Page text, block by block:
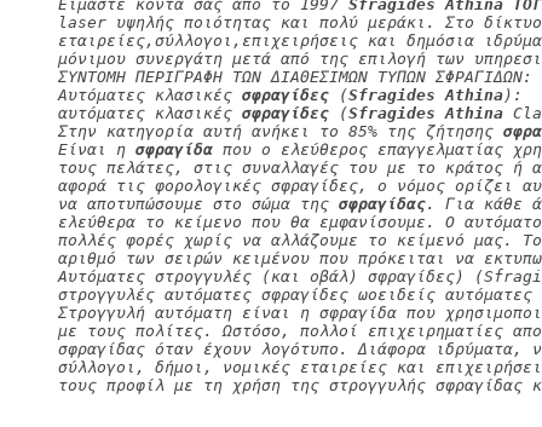
Είμαστε κοντά σας από το 1997 Sfragides Athina
laser υψηλής ποιότητας και πολύ μεράκι. Στο
εταιρείες,σύλλογοι,επιχειρήσεις και δημόσια
μόνιμου συνεργάτη μετά από της επιλογή των
ΣΥΝΤΟΜΗ ΠΕΡΙΓΡΑΦΗ ΤΩΝ ΔΙΑΘΕΣΙΜΩΝ ΤΥΠΩΝ ΣΦΡΑΓΙΔΩΝ:
Αυτόματες κλασικές σφραγίδες (Sfragides Athina):
αυτόματες κλασικές σφραγίδες (Sfragides Athina
Στην κατηγορία αυτή ανήκει το 85% της ζήτησης
Είναι η σφραγίδα που ο ελεύθερος επαγγελματίας
τους πελάτες, στις συναλλαγές του με το κράτος ή
αφορά τις φορολογικές σφραγίδες, ο νόμος ορίζει
να αποτυπώσουμε στο σώμα της σφραγίδας. Για κάθε
ελεύθερα το κείμενο που θα εμφανίσουμε. Ο
πολλές φορές χωρίς να αλλάζουμε το κείμενό μας.
αριθμό των σειρών κειμένου που πρόκειται να
Αυτόματες στρογγυλές (και οβάλ) σφραγίδες)
στρογγυλές αυτόματες σφραγίδες ωοειδείς αυτόματες
Στρογγυλή αυτόματη είναι η σφραγίδα που
με τους πολίτες. Ωστόσο, πολλοί επιχειρηματίες
σφραγίδας όταν έχουν λογότυπο. Διάφορα ιδρύματα,
σύλλογοι, δήμοι, νομικές εταιρείες και
τους προφίλ με τη χρήση της στρογγυλής